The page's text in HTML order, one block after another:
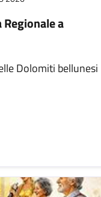
a
Dolomiti bellunesi